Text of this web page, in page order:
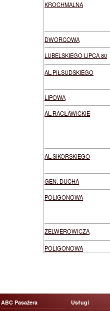
KROCHMALNA
DWORCOWA
LUBELSKIEGO LIPCA 80
AL.PIŁSUDSKIEGO
LIPOWA
AL.RACŁAWICKIE
AL.SIKORSKIEGO
GEN. DUCHA
POLIGONOWA
ZELWEROWICZA
POLIGONOWA
ABC Pasażera Usługi